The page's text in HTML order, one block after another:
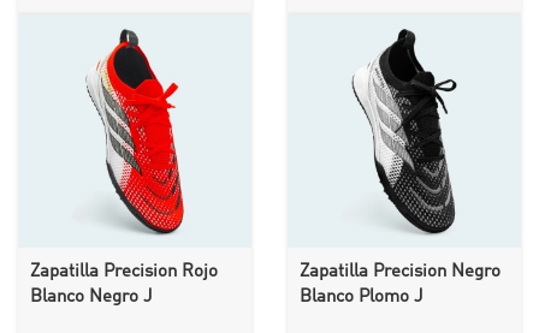
Zapatilla Precision Rojo
Blanco Negro J
Zapatilla Precision Negro
Blanco Plomo J